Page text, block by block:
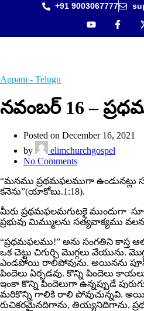
+91 9003067777
Appam - Telugu
నవంబర్ 16 –
Posted on December 16, 2021
by
elimchurchgospel
No Comments
“మనము ప్రథమఫలముగా ఉండునట్లు
కనెను”(యాకోబు.1:18).
మీరు ప్రథమఫలమగుటకై ముందుగా
ప్రభువు మిమ్ములను సత్యవాక్యము
“ప్రధమఫలము!” అను సంగతిని
ఒక చెట్టు చిగుర్చి మొగ్గలు వేయును.
ఎండపోయి రాలిపోవును. అయినను
పిందెలు ఏర్పడవు. కొన్ని పిందెలు
ఇంకా కొన్ని పిందెలుగా ఉన్నప్పుడే
మరికొన్ని గాలికి రాలి పోవుచున్నవి.
రుచికరమైనదిగాను, తియ్యనిదిగాను,